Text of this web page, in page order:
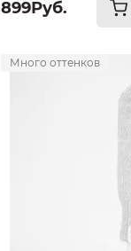
899Руб.
Много оттенков